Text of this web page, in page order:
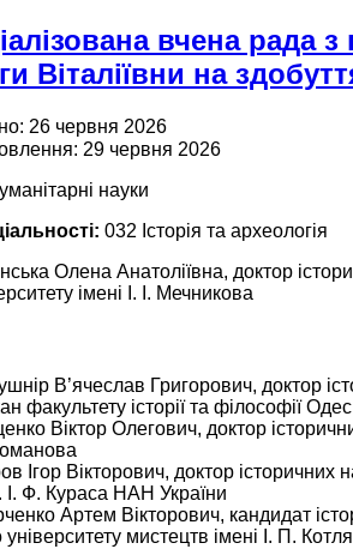
вчена рада
Віталіївни на
26 червня 2026
29 червня 2026
науки
032 Історія та археологія
Олена Анатоліївна, доктор
імені І. І. Мечникова
В’ячеслав Григорович, доктор
факультету історії та філософії
Віктор Олегович, доктор
Ігор Вікторович, доктор історичних
І. Ф. Кураса НАН України
Артем Вікторович, кандидат
мистецтв імені І. П.